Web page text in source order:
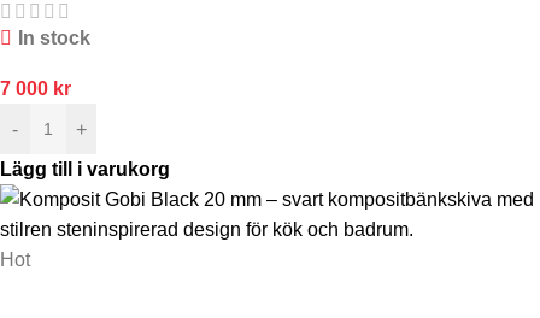
In stock
7 000 kr
-
+
Lägg till i varukorg
Hot